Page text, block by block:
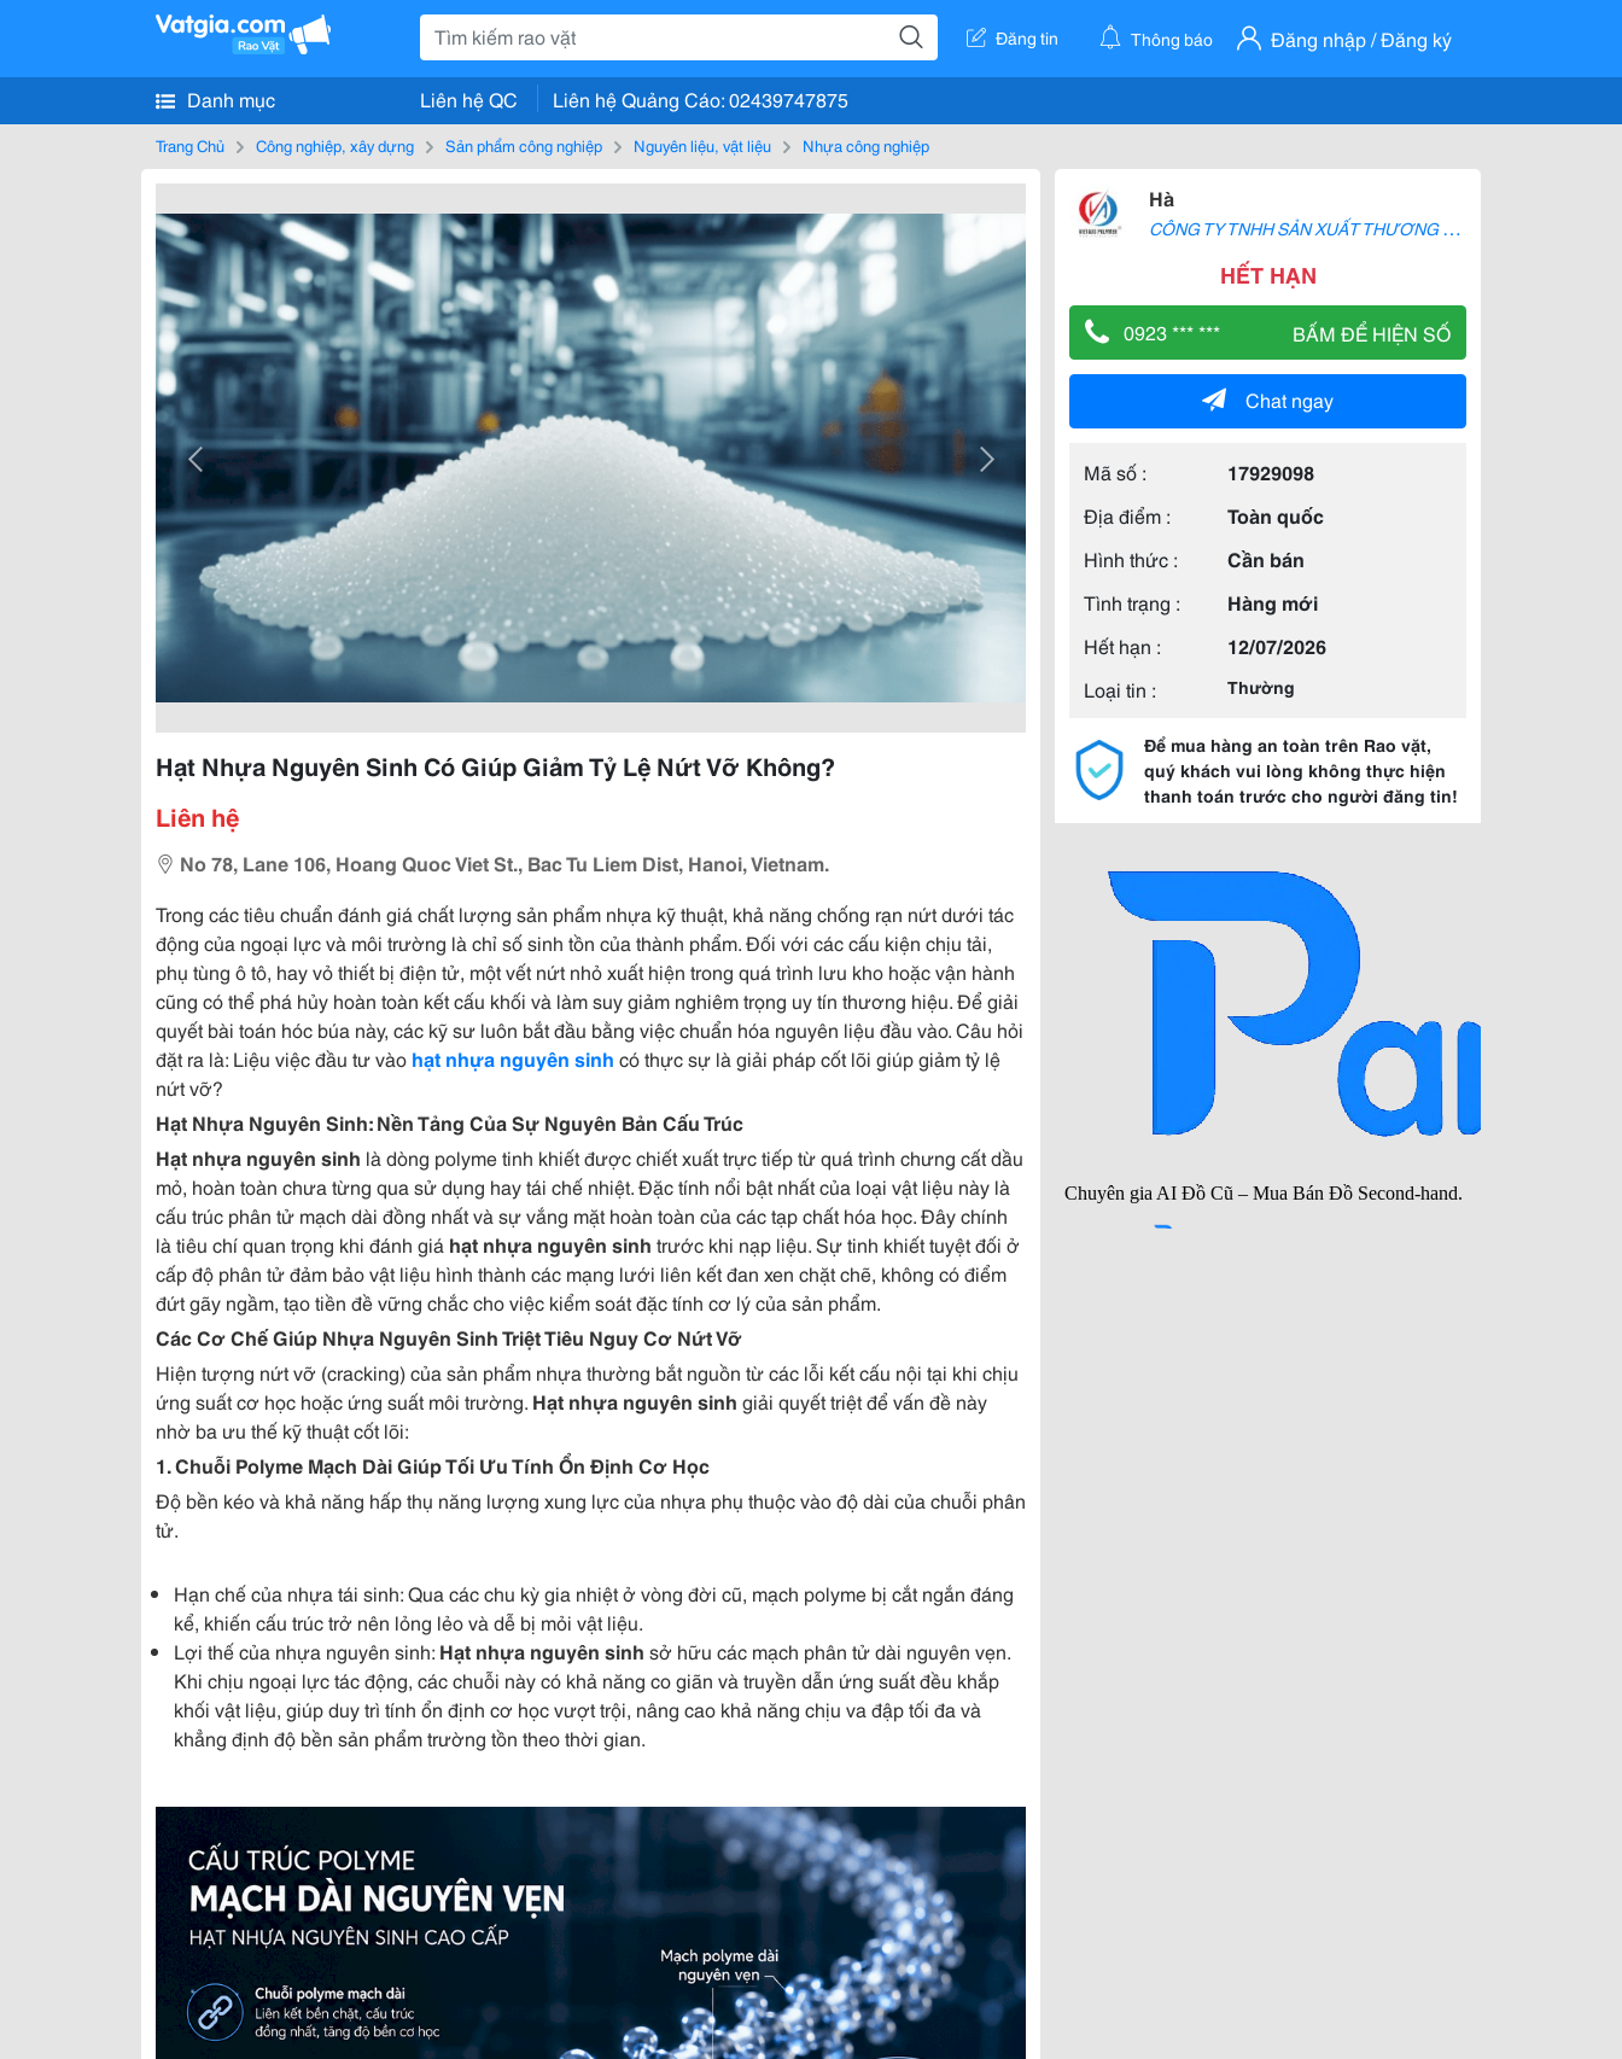
Đăng tin Thông báo Đăng nhập / Đăng ký
Danh mục Liên hệ QC Liên hệ Quảng Cáo: 02439747875
Trang Chủ Công nghiệp, xây dựng Sản phẩm công nghiệp Nguyên liệu, vật liệu Nhựa công nghiệp
Hạt Nhựa Nguyên Sinh Có Giúp Giảm Tỷ Lệ Nứt Vỡ Không?
Liên hệ
No 78, Lane 106, Hoang Quoc Viet St., Bac Tu Liem Dist, Hanoi, Vietnam.
Trong các tiêu chuẩn đánh giá chất lượng sản phẩm nhựa kỹ thuật, khả năng chống rạn nứt dưới tác
động của ngoại lực và môi trường là chỉ số sinh tồn của thành phẩm. Đối với các cấu kiện chịu tải,
phụ tùng ô tô, hay vỏ thiết bị điện tử, một vết nứt nhỏ xuất hiện trong quá trình lưu kho hoặc vận hành
cũng có thể phá hủy hoàn toàn kết cấu khối và làm suy giảm nghiêm trọng uy tín thương hiệu. Để giải
quyết bài toán hóc búa này, các kỹ sư luôn bắt đầu bằng việc chuẩn hóa nguyên liệu đầu vào. Câu hỏi
đặt ra là: Liệu việc đầu tư vào hạt nhựa nguyên sinh có thực sự là giải pháp cốt lõi giúp giảm tỷ lệ
nứt vỡ?
Hạt Nhựa Nguyên Sinh: Nền Tảng Của Sự Nguyên Bản Cấu Trúc
Hạt nhựa nguyên sinh là dòng polyme tinh khiết được chiết xuất trực tiếp từ quá trình chưng cất dầu
mỏ, hoàn toàn chưa từng qua sử dụng hay tái chế nhiệt. Đặc tính nổi bật nhất của loại vật liệu này là
cấu trúc phân tử mạch dài đồng nhất và sự vắng mặt hoàn toàn của các tạp chất hóa học. Đây chính
là tiêu chí quan trọng khi đánh giá hạt nhựa nguyên sinh trước khi nạp liệu. Sự tinh khiết tuyệt đối ở
cấp độ phân tử đảm bảo vật liệu hình thành các mạng lưới liên kết đan xen chặt chẽ, không có điểm
đứt gãy ngầm, tạo tiền đề vững chắc cho việc kiểm soát đặc tính cơ lý của sản phẩm.
Các Cơ Chế Giúp Nhựa Nguyên Sinh Triệt Tiêu Nguy Cơ Nứt Vỡ
Hiện tượng nứt vỡ (cracking) của sản phẩm nhựa thường bắt nguồn từ các lỗi kết cấu nội tại khi chịu
ứng suất cơ học hoặc ứng suất môi trường. Hạt nhựa nguyên sinh giải quyết triệt để vấn đề này
nhờ ba ưu thế kỹ thuật cốt lõi:
1. Chuỗi Polyme Mạch Dài Giúp Tối Ưu Tính Ổn Định Cơ Học
Độ bền kéo và khả năng hấp thụ năng lượng xung lực của nhựa phụ thuộc vào độ dài của chuỗi phân
tử.
Hạn chế của nhựa tái sinh: Qua các chu kỳ gia nhiệt ở vòng đời cũ, mạch polyme bị cắt ngắn đáng
kể, khiến cấu trúc trở nên lỏng lẻo và dễ bị mỏi vật liệu.
Lợi thế của nhựa nguyên sinh: Hạt nhựa nguyên sinh sở hữu các mạch phân tử dài nguyên vẹn.
Khi chịu ngoại lực tác động, các chuỗi này có khả năng co giãn và truyền dẫn ứng suất đều khắp
khối vật liệu, giúp duy trì tính ổn định cơ học vượt trội, nâng cao khả năng chịu va đập tối đa và
khẳng định độ bền sản phẩm trường tồn theo thời gian.
Hà
C
ÔNG TY TNHH SẢN XUẤT THƯƠNG MẠI NHỰA VIỆT ÚC
HẾT HẠN
0923 *** *** BẤM ĐỂ HIỆN SỐ
Chat ngay
Mã số :
17929098
Địa điểm :
Toàn quốc
Hình thức :
Cần bán
Tình trạng :
Hàng mới
Hết hạn :
12/07/2026
Loại tin :
Thường
Để mua hàng an toàn trên Rao vặt,
quý khách vui lòng không thực hiện
thanh toán trước cho người đăng tin!